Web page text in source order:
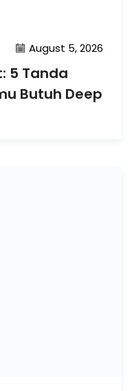
August 5, 2026
5 Tanda
Butuh Deep